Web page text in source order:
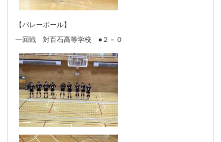
【バレーボール】
一回戦 対百石高等学校 ●２－０